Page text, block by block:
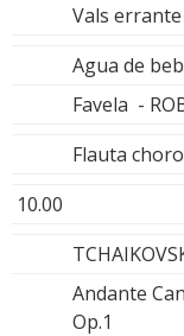
Vals errante
Agua de
Favela -
Flauta
10.00
Andante
Op.1